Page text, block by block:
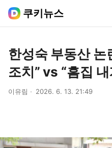
쿠키뉴스
한성숙 부동산
조치” vs “흠집
이유림 2026. 6. 13. 21:49